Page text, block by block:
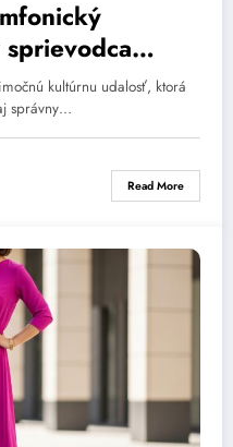
kultúrnu udalosť, ktorá
správny…
Read More